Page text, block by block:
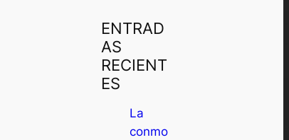
ENTRAD
AS
RECIENT
ES
La
conmo